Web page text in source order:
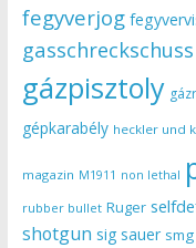
fegyverjog
gasschreckschuss
gázpisztoly
gépkarabély heckler und
magazin M1911 non lethal
rubber bullet Ruger
shotgun sig sauer smg